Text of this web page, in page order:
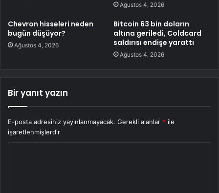
Ağustos 4, 2026
Chevron hisseleri neden
bugün düşüyor?
Ağustos 4, 2026
Bitcoin 63 bin doların
altına geriledi, Coldcard
saldırısı endişe yarattı
Ağustos 4, 2026
Bir yanıt yazın
E-posta adresiniz yayınlanmayacak. Gerekli alanlar * ile
işaretlenmişlerdir